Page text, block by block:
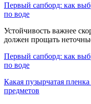
Первый сапборд: как
по воде
Устойчивость важнее
должен прощать
Первый сапборд: как
по воде
Какая пузырчатая
предметов